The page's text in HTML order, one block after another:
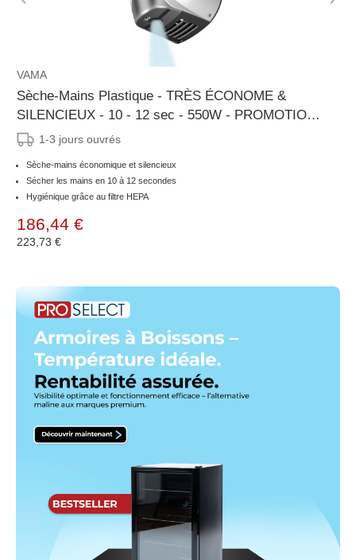
VAMA
Sèche-Mains Plastique - TRÈS ÉCONOME &
SILENCIEUX - 10 - 12 sec - 550W - PROMOTION
XXL1-3 jours ouvrés
Sèche-mains économique et silencieux
Sécher les mains en 10 à 12 secondes
Hygiénique grâce au filtre HEPA
186,44 €
223,73 €